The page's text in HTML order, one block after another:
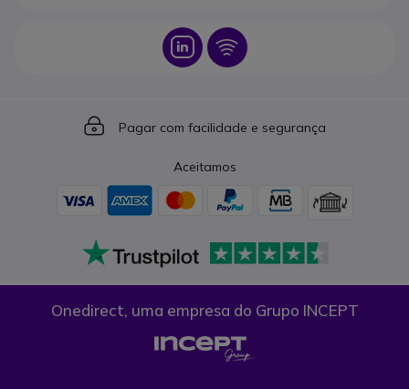
Icon Icon
Icon
Pagar com facilidade e segurança
Aceitamos
Onedirect, uma empresa do Grupo INCEPT